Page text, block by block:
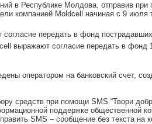
в Республике Молдова, отправив
компанией Moldcell начиная с 9 июля
передать в фонд
выражают согласие передать в фонд
оператором на банковский счет,
средств при помощи SMS “Твори
поддержке общественной
SMS – сообщение без текста на